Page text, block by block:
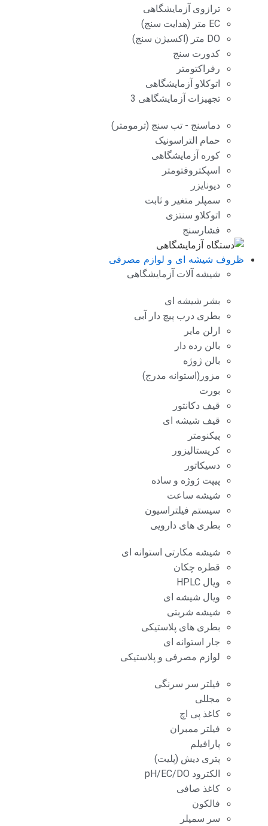
ترازوی آزمایشگاهی
EC متر (هدایت سنج)
DO متر (اکسیژن سنج)
کدورت سنج
رفراکتومتر
اتوکلاو آزمایشگاهی
تجهیزات آزمایشگاهی 3
دماسنج - تب سنج (ترمومتر)
حمام التراسونیک
کوره آزمایشگاهی
اسپکتروفتومتر
دیونایزر
سمپلر متغیر و ثابت
اتوکلاو سنتزی
فشارسنج
ظروف شیشه ای و لوازم مصرفی
شیشه آلات آزمایشگاهی
بشر شیشه ای
بطری درب پیچ دار آبی
ارلن مایر
بالن رده دار
بالن ژوژه
مزور(استوانه مدرج)
بورت
قیف دکانتور
قیف شیشه ای
پیکنومتر
کریستالیزور
دسیکاتور
پیپت ژوژه و ساده
شیشه ساعت
سیستم فیلتراسیون
بطری های دارویی
شیشه مکارتی استوانه ای
قطره چکان
ویال HPLC
ویال شیشه ای
شیشه شربتی
بطری های پلاستیکی
جار استوانه ای
لوازم مصرفی و پلاستیکی
فیلتر سر سرنگی
مجللی
کاغذ پی اچ
فیلتر ممبران
پارافیلم
پتری دیش (پلیت)
الکترود pH/EC/DO
کاغذ صافی
فالکون
سر سمپلر